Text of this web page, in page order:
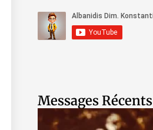
Messages Récents